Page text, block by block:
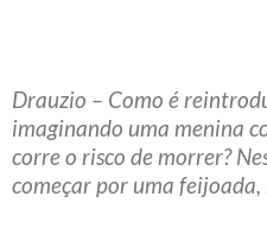
Drauzio – Como é
imaginando uma menina
corre o risco de morrer?
começar por uma feijoada,